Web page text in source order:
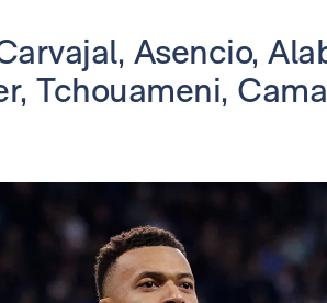
Asencio,
Tchouameni,